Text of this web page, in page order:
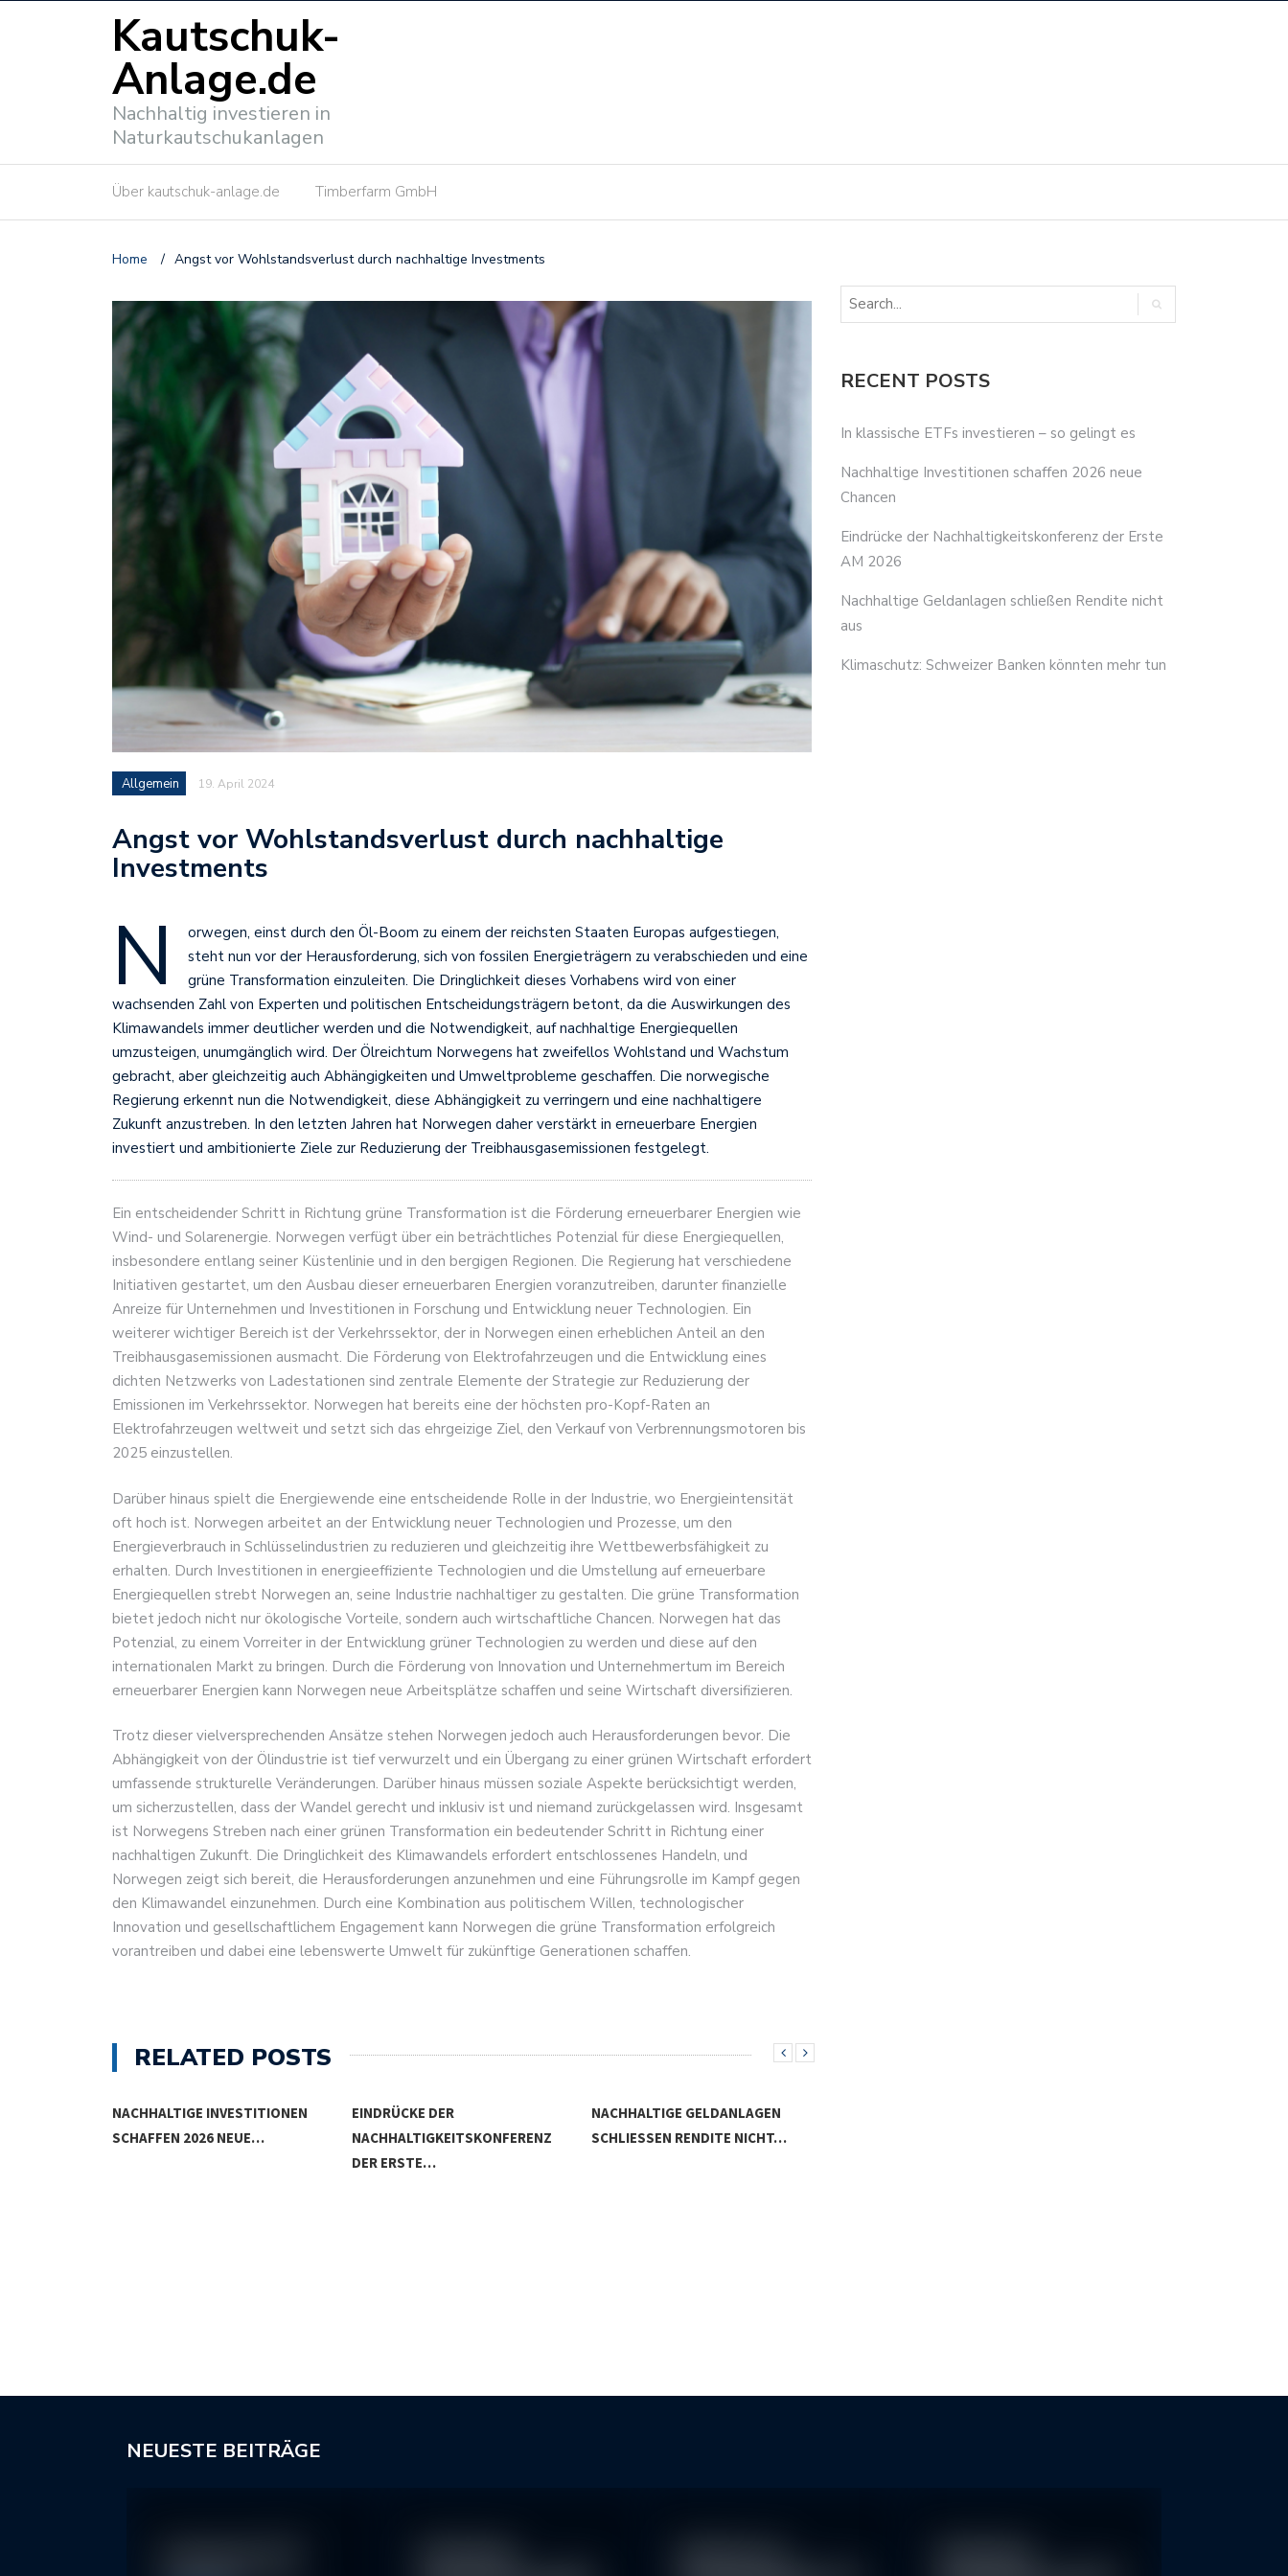
Kautschuk-
Anlage.de
Nachhaltig investieren in
Naturkautschukanlagen
Über kautschuk-anlage.de Timberfarm GmbH
Home / Angst vor Wohlstandsverlust durch nachhaltige Investments
Allgemein 19. April 2024
Angst vor Wohlstandsverlust durch nachhaltige
Investments
N
orwegen, einst durch den Öl-Boom zu einem der reichsten Staaten Europas aufgestiegen,
steht nun vor der Herausforderung, sich von fossilen Energieträgern zu verabschieden und eine
grüne Transformation einzuleiten. Die Dringlichkeit dieses Vorhabens wird von einer
wachsenden Zahl von Experten und politischen Entscheidungsträgern betont, da die Auswirkungen des
Klimawandels immer deutlicher werden und die Notwendigkeit, auf nachhaltige Energiequellen
umzusteigen, unumgänglich wird. Der Ölreichtum Norwegens hat zweifellos Wohlstand und Wachstum
gebracht, aber gleichzeitig auch Abhängigkeiten und Umweltprobleme geschaffen. Die norwegische
Regierung erkennt nun die Notwendigkeit, diese Abhängigkeit zu verringern und eine nachhaltigere
Zukunft anzustreben. In den letzten Jahren hat Norwegen daher verstärkt in erneuerbare Energien
investiert und ambitionierte Ziele zur Reduzierung der Treibhausgasemissionen festgelegt.
Ein entscheidender Schritt in Richtung grüne Transformation ist die Förderung erneuerbarer Energien wie
Wind- und Solarenergie. Norwegen verfügt über ein beträchtliches Potenzial für diese Energiequellen,
insbesondere entlang seiner Küstenlinie und in den bergigen Regionen. Die Regierung hat verschiedene
Initiativen gestartet, um den Ausbau dieser erneuerbaren Energien voranzutreiben, darunter finanzielle
Anreize für Unternehmen und Investitionen in Forschung und Entwicklung neuer Technologien. Ein
weiterer wichtiger Bereich ist der Verkehrssektor, der in Norwegen einen erheblichen Anteil an den
Treibhausgasemissionen ausmacht. Die Förderung von Elektrofahrzeugen und die Entwicklung eines
dichten Netzwerks von Ladestationen sind zentrale Elemente der Strategie zur Reduzierung der
Emissionen im Verkehrssektor. Norwegen hat bereits eine der höchsten pro-Kopf-Raten an
Elektrofahrzeugen weltweit und setzt sich das ehrgeizige Ziel, den Verkauf von Verbrennungsmotoren bis
2025 einzustellen.
Darüber hinaus spielt die Energiewende eine entscheidende Rolle in der Industrie, wo Energieintensität
oft hoch ist. Norwegen arbeitet an der Entwicklung neuer Technologien und Prozesse, um den
Energieverbrauch in Schlüsselindustrien zu reduzieren und gleichzeitig ihre Wettbewerbsfähigkeit zu
erhalten. Durch Investitionen in energieeffiziente Technologien und die Umstellung auf erneuerbare
Energiequellen strebt Norwegen an, seine Industrie nachhaltiger zu gestalten. Die grüne Transformation
bietet jedoch nicht nur ökologische Vorteile, sondern auch wirtschaftliche Chancen. Norwegen hat das
Potenzial, zu einem Vorreiter in der Entwicklung grüner Technologien zu werden und diese auf den
internationalen Markt zu bringen. Durch die Förderung von Innovation und Unternehmertum im Bereich
erneuerbarer Energien kann Norwegen neue Arbeitsplätze schaffen und seine Wirtschaft diversifizieren.
Trotz dieser vielversprechenden Ansätze stehen Norwegen jedoch auch Herausforderungen bevor. Die
Abhängigkeit von der Ölindustrie ist tief verwurzelt und ein Übergang zu einer grünen Wirtschaft erfordert
umfassende strukturelle Veränderungen. Darüber hinaus müssen soziale Aspekte berücksichtigt werden,
um sicherzustellen, dass der Wandel gerecht und inklusiv ist und niemand zurückgelassen wird. Insgesamt
ist Norwegens Streben nach einer grünen Transformation ein bedeutender Schritt in Richtung einer
nachhaltigen Zukunft. Die Dringlichkeit des Klimawandels erfordert entschlossenes Handeln, und
Norwegen zeigt sich bereit, die Herausforderungen anzunehmen und eine Führungsrolle im Kampf gegen
den Klimawandel einzunehmen. Durch eine Kombination aus politischem Willen, technologischer
Innovation und gesellschaftlichem Engagement kann Norwegen die grüne Transformation erfolgreich
vorantreiben und dabei eine lebenswerte Umwelt für zukünftige Generationen schaffen.
RELATED POSTS
NACHHALTIGE INVESTITIONEN
SCHAFFEN 2026 NEUE…
EINDRÜCKE DER
NACHHALTIGKEITSKONFERENZ
DER ERSTE…
NACHHALTIGE GELDANLAGEN
SCHLIESSEN RENDITE NICHT…
RECENT POSTS
In klassische ETFs investieren – so gelingt es
Nachhaltige Investitionen schaffen 2026 neue
Chancen
Eindrücke der Nachhaltigkeitskonferenz der Erste
AM 2026
Nachhaltige Geldanlagen schließen Rendite nicht
aus
Klimaschutz: Schweizer Banken könnten mehr tun
NEUESTE BEITRÄGE